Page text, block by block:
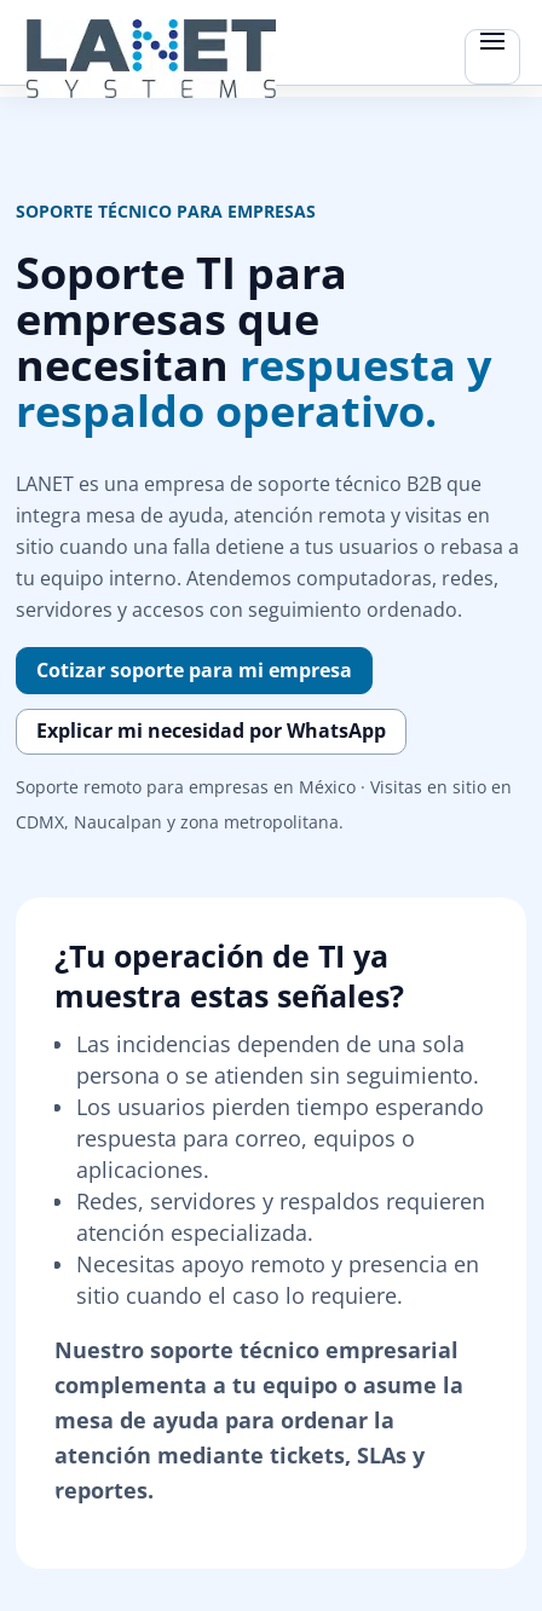
SOPORTE TÉCNICO PARA EMPRESAS
Soporte TI para
empresas que
necesitan respuesta y
respaldo operativo.
LANET es una empresa de soporte técnico B2B que
integra mesa de ayuda, atención remota y visitas en
sitio cuando una falla detiene a tus usuarios o rebasa a
tu equipo interno. Atendemos computadoras, redes,
servidores y accesos con seguimiento ordenado.
Cotizar soporte para mi empresa
Explicar mi necesidad por WhatsApp
Soporte remoto para empresas en México · Visitas en sitio en
CDMX, Naucalpan y zona metropolitana.
¿Tu operación de TI ya
muestra estas señales?
Las incidencias dependen de una sola
persona o se atienden sin seguimiento.
Los usuarios pierden tiempo esperando
respuesta para correo, equipos o
aplicaciones.
Redes, servidores y respaldos requieren
atención especializada.
Necesitas apoyo remoto y presencia en
sitio cuando el caso lo requiere.
Nuestro soporte técnico empresarial
complementa a tu equipo o asume la
mesa de ayuda para ordenar la
atención mediante tickets, SLAs y
reportes.